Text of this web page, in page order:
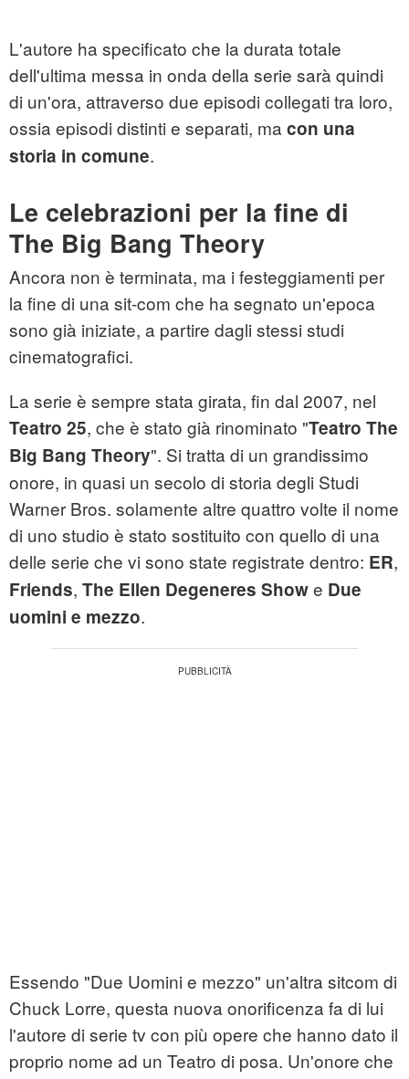
L'autore ha specificato che la durata totale
dell'ultima messa in onda della serie sarà quindi
di un'ora, attraverso due episodi collegati tra loro,
ossia episodi distinti e separati, ma con una
storia in comune.
Le celebrazioni per la fine di
The Big Bang Theory
Ancora non è terminata, ma i festeggiamenti per
la fine di una sit-com che ha segnato un'epoca
sono già iniziate, a partire dagli stessi studi
cinematografici.
La serie è sempre stata girata, fin dal 2007, nel
Teatro 25, che è stato già rinominato "Teatro The
Big Bang Theory". Si tratta di un grandissimo
onore, in quasi un secolo di storia degli Studi
Warner Bros. solamente altre quattro volte il nome
di uno studio è stato sostituito con quello di una
delle serie che vi sono state registrate dentro: ER,
Friends, The Ellen Degeneres Showe Due
uomini e mezzo.
Essendo "Due Uomini e mezzo" un'altra sitcom di
Chuck Lorre, questa nuova onorificenza fa di lui
l'autore di serie tv con più opere che hanno dato il
proprio nome ad un Teatro di posa. Un'onore che